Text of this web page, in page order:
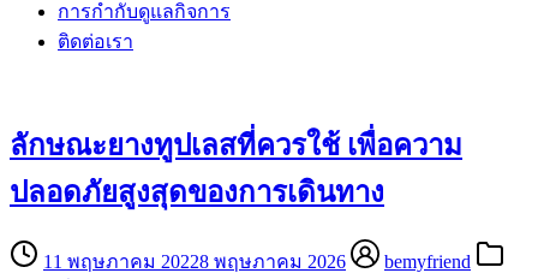
การกำกับดูแลกิจการ
ติดต่อเรา
ลักษณะยางทูปเลสที่ควรใช้ เพื่อความ
ปลอดภัยสูงสุดของการเดินทาง
11 พฤษภาคม 20228 พฤษภาคม 2026
bemyfriend